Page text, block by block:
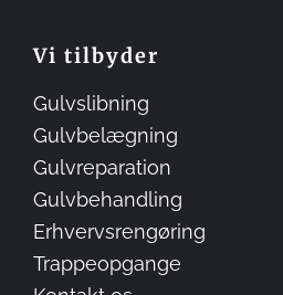
Vi tilbyder
Gulvslibning
Gulvbelægning
Gulvreparation
Gulvbehandling
Erhvervsrengøring
Trappeopgange